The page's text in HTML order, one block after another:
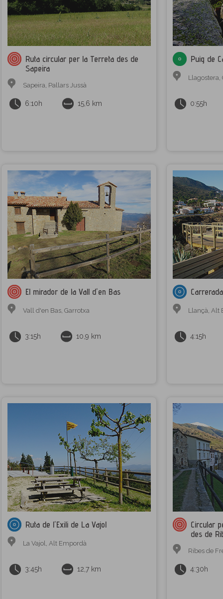
Ruta circular per la Terreta des de
Sapeira
Sapeira, Pallars Jussà
6:10h 15,6 km
Puig de
Llagostera,
0:55h
El mirador de la Vall d'en Bas
Vall d'en Bas, Garrotxa
3:15h 10,9 km
Llançà, Alt
4:15h
Ruta de l'Exili de La Vajol
La Vajol, Alt Empordà
3:45h 12,7 km
Circular
des de
Ribes de
4:30h